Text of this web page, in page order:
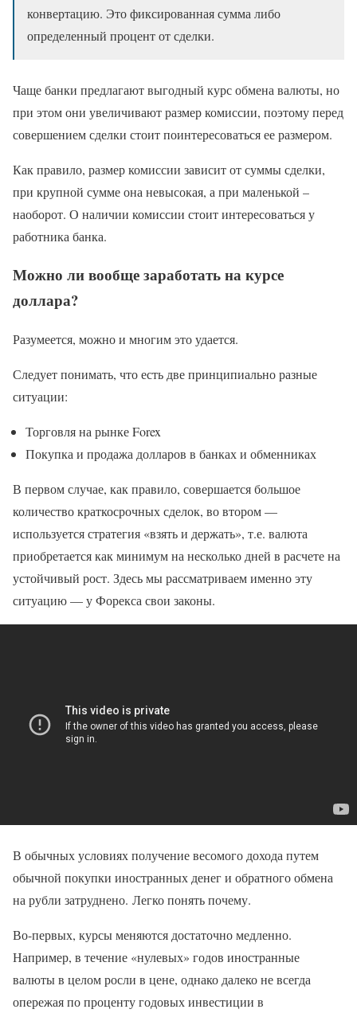
конвертацию. Это фиксированная сумма либо
определенный процент от сделки.
Чаще банки предлагают выгодный курс обмена валюты, но
при этом они увеличивают размер комиссии, поэтому перед
совершением сделки стоит поинтересоваться ее размером.
Как правило, размер комиссии зависит от суммы сделки,
при крупной сумме она невысокая, а при маленькой –
наоборот. О наличии комиссии стоит интересоваться у
работника банка.
Можно ли вообще заработать на курсе
доллара?
Разумеется, можно и многим это удается.
Следует понимать, что есть две принципиально разные
ситуации:
Торговля на рынке Forex
Покупка и продажа долларов в банках и обменниках
В первом случае, как правило, совершается большое
количество краткосрочных сделок, во втором —
используется стратегия «взять и держать», т.е. валюта
приобретается как минимум на несколько дней в расчете на
устойчивый рост. Здесь мы рассматриваем именно эту
ситуацию — у Форекса свои законы.
В обычных условиях получение весомого дохода путем
обычной покупки иностранных денег и обратного обмена
на рубли затруднено. Легко понять почему.
Во-первых, курсы меняются достаточно медленно.
Например, в течение «нулевых» годов иностранные
валюты в целом росли в цене, однако далеко не всегда
опережая по проценту годовых инвестиции в